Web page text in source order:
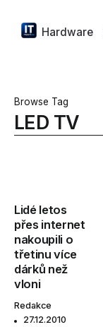
Hardware
Browse Tag
LED TV
Lidé letos
přes internet
nakoupili o
třetinu více
dárků než
vloni
Redakce
27.12.2010